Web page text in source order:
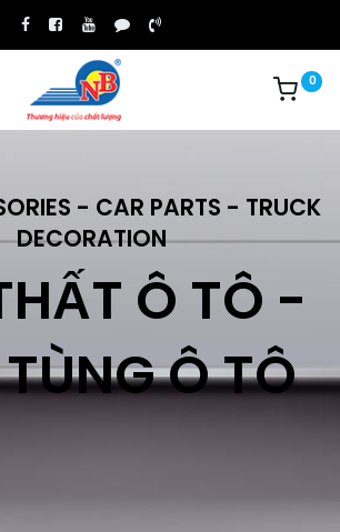
0
- CAR PARTS - TRUCK
DECORATION
Ô TÔ -
Ô TÔ